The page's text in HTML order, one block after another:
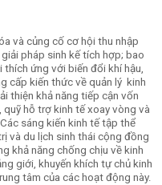
và củng cố cơ hội thu nhập
pháp sinh kế tích hợp; bao
ứng với biến đổi khí hậu,
cấp kiến thức về quản lý kinh
thiện khả năng tiếp cận vốn
quỹ hỗ trợ kinh tế xoay vòng và
sáng kiến kinh tế tập thể
và du lịch sinh thái cộng đồng
khả năng chống chịu về kinh
giới, khuyến khích tự chủ kinh
tâm của các hoạt động này.